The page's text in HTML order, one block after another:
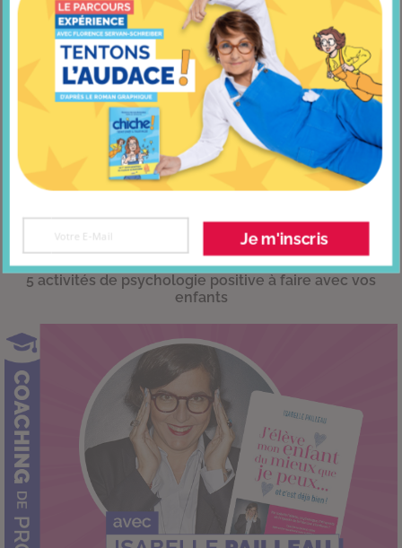
5 activités de psychologie positive à faire avec vos
enfants
Je m'inscris